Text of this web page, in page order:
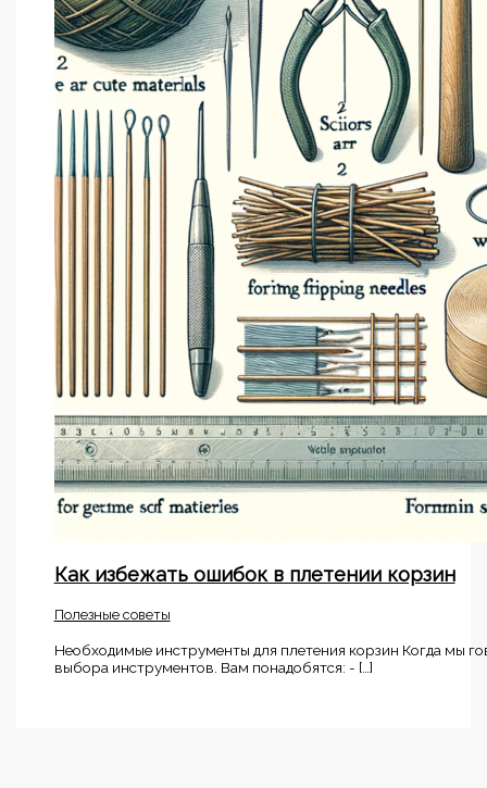
Как избежать ошибок в плетении корзин
Полезные советы
Необходимые инструменты для плетения корзин Когда мы
выбора инструментов. Вам понадобятся: - […]